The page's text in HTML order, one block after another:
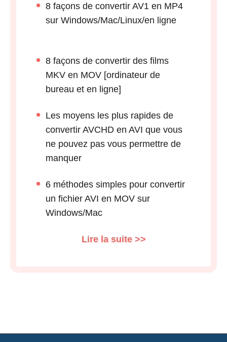
8 façons de convertir AV1 en MP4
sur Windows/Mac/Linux/en ligne
8 façons de convertir des films
MKV en MOV [ordinateur de
bureau et en ligne]
Les moyens les plus rapides de
convertir AVCHD en AVI que vous
ne pouvez pas vous permettre de
manquer
6 méthodes simples pour convertir
un fichier AVI en MOV sur
Windows/Mac
Lire la suite >>